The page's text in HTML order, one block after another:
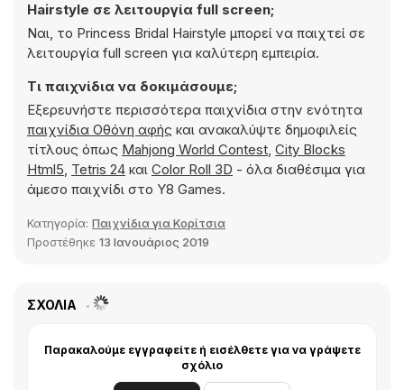
Hairstyle σε λειτουργία full screen;
Ναι, το Princess Bridal Hairstyle μπορεί να παιχτεί σε
λειτουργία full screen για καλύτερη εμπειρία.
Τι παιχνίδια να δοκιμάσουμε;
Εξερευνήστε περισσότερα παιχνίδια στην ενότητα
παιχνίδια Οθόνη αφής και ανακαλύψτε δημοφιλείς
τίτλους όπως Mahjong World Contest, City Blocks
Html5, Tetris 24 και Color Roll 3D - όλα διαθέσιμα για
άμεσο παιχνίδι στο Y8 Games.
Κατηγορία: Παιχνίδια για Κορίτσια
Προστέθηκε 13 Ιανουάριος 2019
ΣΧΌΛΙΑ
Παρακαλούμε εγγραφείτε ή εισέλθετε για να γράψετε
σχόλιο